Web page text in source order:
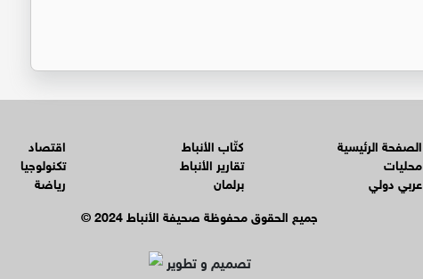
الصفحة الرئيسية
محليات
عربي دولي
كتّاب الأنباط
تقارير الأنباط
برلمان
اقتصاد
تكنولوجيا
رياضة
© جميع الحقوق محفوظة صحيفة الأنباط 2024
تصميم و تطوير